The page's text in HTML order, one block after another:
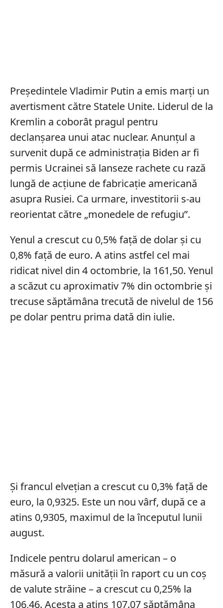
Președintele Vladimir Putin a emis marți un
avertisment către Statele Unite. Liderul de la
Kremlin a coborât pragul pentru
declanșarea unui atac nuclear. Anunțul a
survenit după ce administrația Biden ar fi
permis Ucrainei să lanseze rachete cu rază
lungă de acțiune de fabricație americană
asupra Rusiei. Ca urmare, investitorii s-au
reorientat către „monedele de refugiu”.
Yenul a crescut cu 0,5% față de dolar și cu
0,8% față de euro. A atins astfel cel mai
ridicat nivel din 4 octombrie, la 161,50. Yenul
a scăzut cu aproximativ 7% din octombrie și
trecuse săptămâna trecută de nivelul de 156
pe dolar pentru prima dată din iulie.
Și francul elvețian a crescut cu 0,3% față de
euro, la 0,9325. Este un nou vârf, după ce a
atins 0,9305, maximul de la începutul lunii
august.
Indicele pentru dolarul american – o
măsură a valorii unității în raport cu un coș
de valute străine – a crescut cu 0,25% la
106,46. Acesta a atins 107.07 săptămâna